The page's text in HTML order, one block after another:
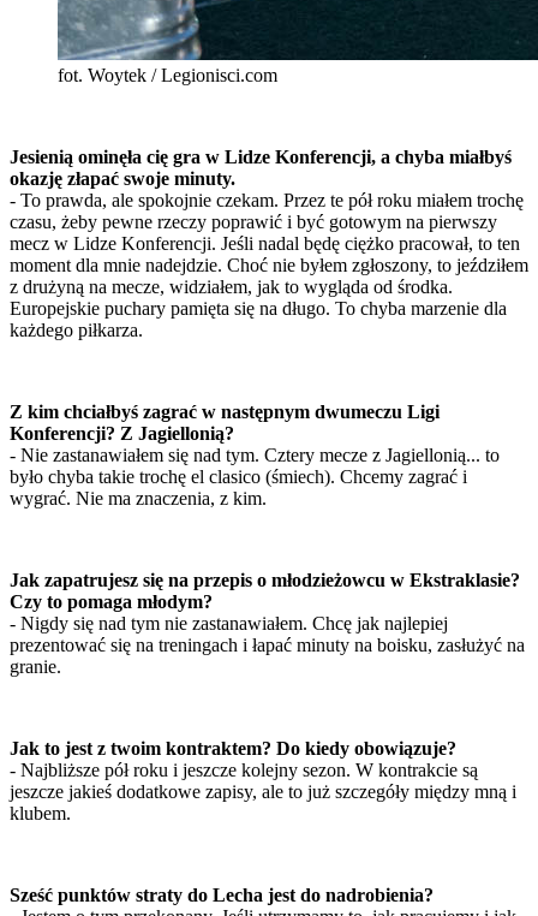
fot. Woytek / Legionisci.com
Jesienią ominęła cię gra w Lidze Konferencji, a chyba miałbyś
okazję złapać swoje minuty.
- To prawda, ale spokojnie czekam. Przez te pół roku miałem trochę
czasu, żeby pewne rzeczy poprawić i być gotowym na pierwszy
mecz w Lidze Konferencji. Jeśli nadal będę ciężko pracował, to ten
moment dla mnie nadejdzie. Choć nie byłem zgłoszony, to jeździłem
z drużyną na mecze, widziałem, jak to wygląda od środka.
Europejskie puchary pamięta się na długo. To chyba marzenie dla
każdego piłkarza.
Z kim chciałbyś zagrać w następnym dwumeczu Ligi
Konferencji? Z Jagiellonią?
- Nie zastanawiałem się nad tym. Cztery mecze z Jagiellonią... to
było chyba takie trochę el clasico (śmiech). Chcemy zagrać i
wygrać. Nie ma znaczenia, z kim.
Jak zapatrujesz się na przepis o młodzieżowcu w Ekstraklasie?
Czy to pomaga młodym?
- Nigdy się nad tym nie zastanawiałem. Chcę jak najlepiej
prezentować się na treningach i łapać minuty na boisku, zasłużyć na
granie.
Jak to jest z twoim kontraktem? Do kiedy obowiązuje?
- Najbliższe pół roku i jeszcze kolejny sezon. W kontrakcie są
jeszcze jakieś dodatkowe zapisy, ale to już szczegóły między mną i
klubem.
Sześć punktów straty do Lecha jest do nadrobienia?